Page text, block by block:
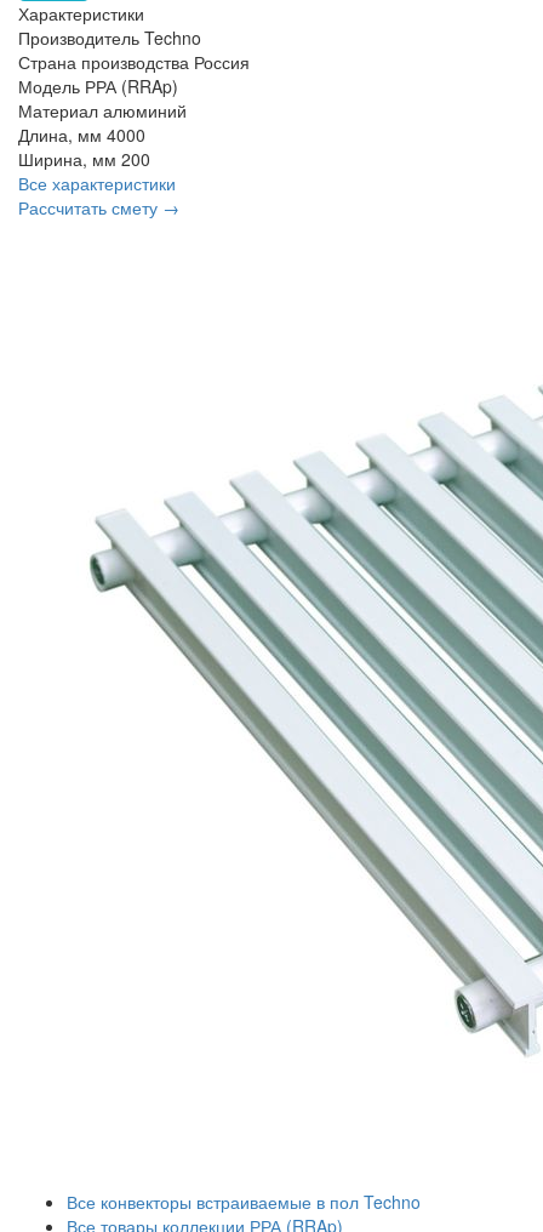
Характеристики
Производитель Techno
Страна производства Россия
Модель РРА (RRAp)
Материал алюминий
Длина, мм 4000
Ширина, мм 200
Все характеристики
Рассчитать смету →
Все конвекторы встраиваемые в пол Techno
Все товары коллекции РРА (RRAp)